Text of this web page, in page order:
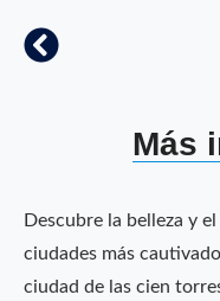
Más
Descubre la belleza y
ciudades más
ciudad de las cien